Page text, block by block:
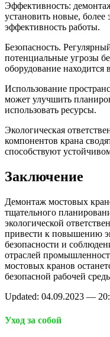
Эффективность:
установить новые,
эффективность работы.
Безопасность.
потенциальные угрозы
оборудование находится
Использование
может улучшить
использовать ресурсы.
Экологическая
компонентов крана
способствуют
Заключение
Демонтаж мостовых
тщательного
экологической
привести к повышению
безопасности и
отраслей
мостовых кранов
безопасной рабочей
Updated: 04.09.2023 —
Уход за собой